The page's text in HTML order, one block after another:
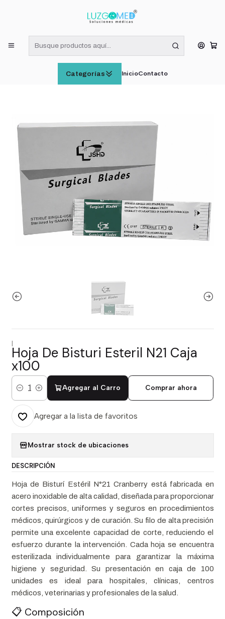
Categorías InicioContacto
¡RECIBE HOY! COMPRAS DE LUNES A VIERNES HASTA LAS 16:00
Inicio
INSUMOS MÉDICOS
Hoja De Bisturi Esteril N21 Caja x100
Hoja De Bisturi Esteril N21 Caja
x100
Cantidad
Agregar al Carro Comprar ahora
Agregar a la lista de favoritos
Mostrar stock de ubicaciones
DESCRIPCIÓN
Hoja de Bisturí Estéril N°21 Cranberry está fabricada en
acero inoxidable de alta calidad, diseñada para proporcionar
cortes precisos, uniformes y seguros en procedimientos
médicos, quirúrgicos y de curación. Su filo de alta precisión
permite una excelente capacidad de corte, reduciendo el
esfuerzo durante la intervención. Cada hoja se encuentra
esterilizada individualmente para garantizar la máxima
higiene y seguridad. Su presentación en caja de 100
unidades es ideal para hospitales, clínicas, centros
médicos, veterinarias y profesionales de la salud.
📋 Composición